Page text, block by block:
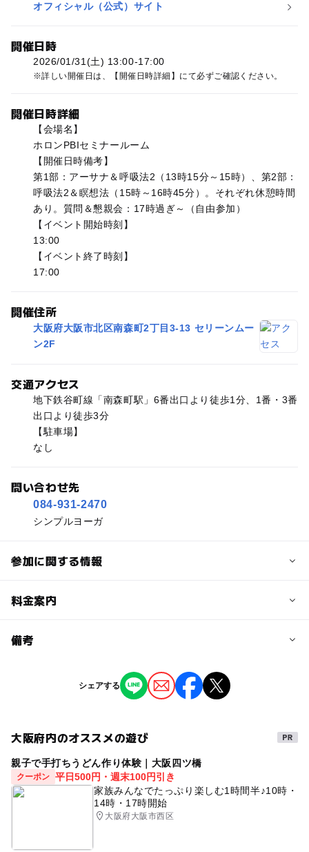
オフィシャル（公式）サイト
開催日時
2026/01/31(土) 13:00-17:00
詳しい開催日は、【開催日時詳細】にて必ずご確認ください。
開催日時詳細
【会場名】
ホロンPBIセミナールーム
【開催日時備考】
第1部：アーサナ＆呼吸法2（13時15分～15時）、第2部：
呼吸法2＆瞑想法（15時～16時45分）。それぞれ休憩時間
あり。質問＆懇親会：17時過ぎ～（自由参加）
【イベント開始時刻】
13:00
【イベント終了時刻】
17:00
開催住所
大阪府大阪市北区南森町2丁目3-13 セリーンムー
ン2F
交通アクセス
地下鉄谷町線「南森町駅」6番出口より徒歩1分、1番・3番
出口より徒歩3分
【駐車場】
なし
問い合わせ先
084-931-2470
シンプルヨーガ
参加に関する情報
予約/応募
料金案内
料金について
備考
※掲載の情報は天候や主催者側の都合などにより変更にな
ることがあります。
シェアする
大阪府内のオススメの遊び
親子で手打ちうどん作り体験｜大阪四ツ橋
クーポン 平日500円・週末100円引き
家族みんなでたっぷり楽しむ1時間半♪10時・
14時・17時開始
大阪府大阪市西区